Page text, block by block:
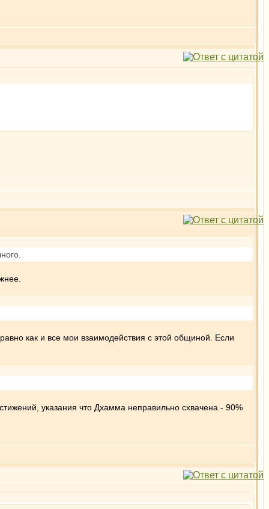
как и все мои взаимодействия с этой общиной. Если
указания что Дхамма неправильно схвачена - 90%